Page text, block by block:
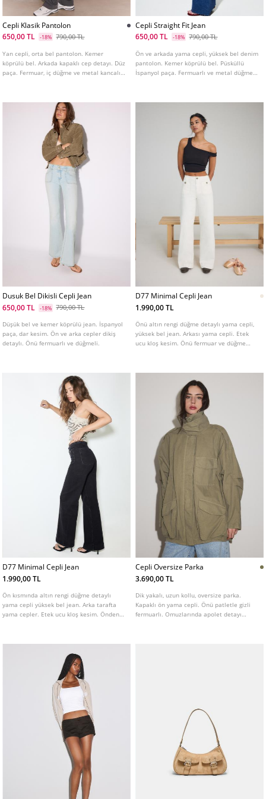
Cepli Klasik Pantolon
650,00 TL
-18% 790,00 TL
Yan cepli, orta bel pantolon. Kemer
köprülü bel. Arkada kapaklı cep detayı. Düz
paça. Fermuar, iç düğme ve metal kancalı
Cepli Straight Fit Jean
650,00 TL
-18% 790,00 TL
Ön ve arkada yama cepli, yüksek bel denim
pantolon. Kemer köprülü bel. Püsküllü
İspanyol paça. Fermuarlı ve metal düğmeli
Dusuk Bel Dikisli Cepli Jean
650,00 TL
-18% 790,00 TL
Düşük bel ve kemer köprülü jean. İspanyol
paça, dar kesim. Ön ve arka cepler dikiş
detaylı. Önü fermuarlı ve düğmeli.
D77 Minimal Cepli Jean
1.990,00 TL
Önü altın rengi düğme detaylı yama cepli,
yüksek bel jean. Arkası yama cepli. Etek
ucu kloş kesim. Önü fermuar ve düğme
D77 Minimal Cepli Jean
1.990,00 TL
Ön kısmında altın rengi düğme detaylı
yama cepli yüksek bel jean. Arka tarafta
yama cepler. Etek ucu kloş kesim. Önden
Cepli Oversize Parka
3.690,00 TL
Dik yakalı, uzun kollu, oversize parka.
Kapaklı ön yama cepli. Önü patletle gizli
fermuarlı. Omuzlarında apolet detayı